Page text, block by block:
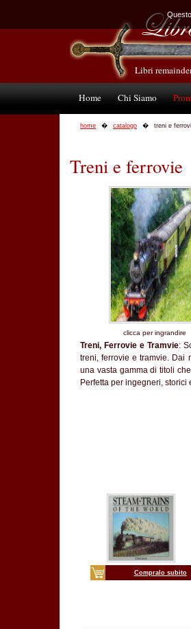
Libri
Home Chi Siamo
home catalogo treni e
Treni e ferrovie
clicca per ingrandire
Treni, Ferrovie e Tramvie:
treni, ferrovie e tramvie. Dai
una vasta gamma di titoli
Perfetta per ingegneri,
Compralo subito